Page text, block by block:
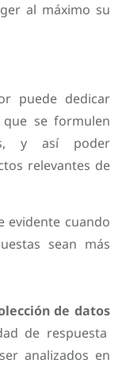
al máximo su
puede dedicar
se formulen
y así poder
relevantes de
evidente cuando
sean más
de datos
de respuesta
analizados en